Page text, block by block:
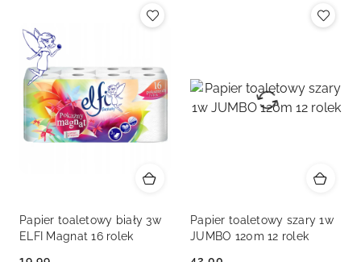
Papier toaletowy biały 3w
ELFI Magnat 16 rolek
Papier toaletowy szary 1w
JUMBO 120m 12 rolek